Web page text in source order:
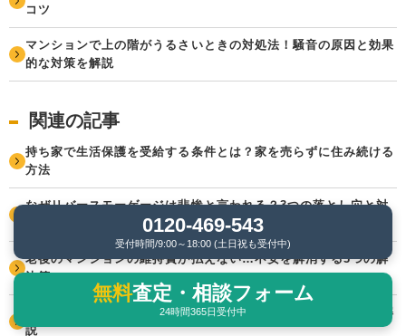
コツ
マンションで上の階がうるさいときの対処法！騒音の原因と効果
的な対策を解説
関連の記事
持ち家で生活保護を受給する条件とは？家を売らずに住み続ける
方法
なぜリバースモーゲージは悲惨と言われる？3つの落とし穴と対
老後のマンションの維持費が払えない…不安を解消する3つの解
決策
バックファイナンスとは？活用事例やメリット・デメリットを解
説
0120-469-543
受付時間/9:00～18:00 (土日祝も受付中)
無料査定・相談フォーム
24時間365日受付中